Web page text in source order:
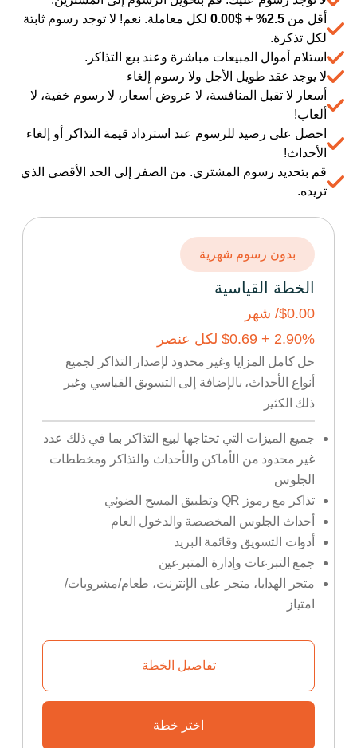
أقل من 2.5% +
$
0.00 لكل معاملة. نعم! لا توجد رسوم ثابتة
لكل تذكرة.
استلام أموال المبيعات مباشرة وعند بيع التذاكر.
لا يوجد عقد طويل الأجل ولا رسوم إلغاء
أسعار لا تقبل المنافسة، لا عروض أسعار، لا رسوم خفية، لا
ألعاب!
احصل على رصيد للرسوم عند استرداد قيمة التذاكر أو إلغاء
الأحداث!
قم بتحديد رسوم المشتري. من الصفر إلى الحد الأقصى الذي
تريده.
بدون رسوم شهرية
الخطة القياسية
$0.00/ شهر
2.90% +
$0.69 لكل عنصر
حل كامل المزايا وغير محدود لإصدار التذاكر لجميع
أنواع الأحداث، بالإضافة إلى التسويق القياسي وغير
ذلك الكثير
جميع الميزات التي تحتاجها لبيع التذاكر بما في ذلك عدد
غير محدود من الأماكن والأحداث والتذاكر ومخططات
الجلوس
تذاكر مع رموز QR وتطبيق المسح الضوئي
أحداث الجلوس المخصصة والدخول العام
أدوات التسويق وقائمة البريد
جمع التبرعات وإدارة المتبرعين
متجر الهدايا، متجر على الإنترنت، طعام/مشروبات/
امتياز
تفاصيل الخطة
اختر خطة